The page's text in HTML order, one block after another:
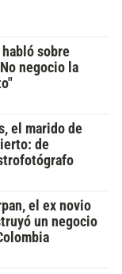
habló sobre
negocio la
el marido de
de
el ex novio
un negocio